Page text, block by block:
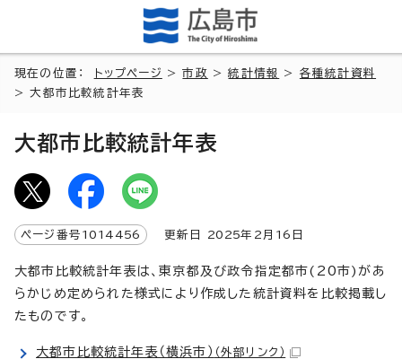
現在の位置： トップページ >市政 >統計情報 > 各種統計資料
> 大都市比較統計年表
大都市比較統計年表
ページ番号 1014456 更新日 2025年2月 16 日
大都市比較統計年表は、東京都及び政令指定都市(20市)があ
らかじめ定められた様式により作成した統計資料を比較掲載し
たものです。
大都市比較統計年表（横浜市） （外部リンク）